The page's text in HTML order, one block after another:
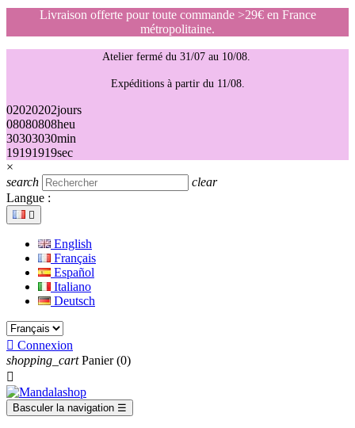
Livraison offerte pour toute commande >29€ en France
métropolitaine.
Atelier fermé du 31/07 au 10/08.
Expéditions à partir du 11/08.
02020202jours
08080808heu
30303030min
19191919sec
×
search
clear
Langue :

English
Français
Español
Italiano
Deutsch
 Connexion
shopping_cart Panier (0)

Basculer la navigation ☰